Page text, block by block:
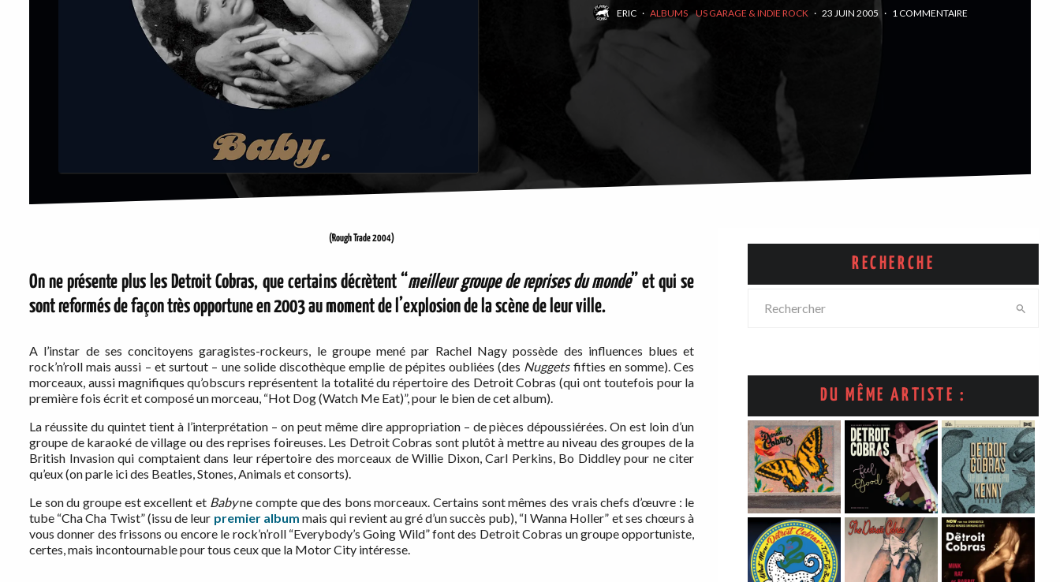
ERIC · ALBUMS US GARAGE & INDIE ROCK · 23 JUIN 2005 · 1 COMMENTAIRE
(Rough Trade 2004)
On ne présente plus les Detroit Cobras, que certains décrètent “meilleur groupe de reprises du monde” et qui se
sont reformés de façon très opportune en 2003 au moment de l’explosion de la scène de leur ville.
A l’instar de ses concitoyens garagistes-rockeurs, le groupe mené par Rachel Nagy possède des influences blues et
rock’n’roll mais aussi – et surtout – une solide discothèque emplie de pépites oubliées (des Nuggetsfifties en somme). Ces
morceaux, aussi magnifiques qu’obscurs représentent la totalité du répertoire des Detroit Cobras (qui ont toutefois pour la
première fois écrit et composé un morceau, “Hot Dog (Watch Me Eat)”, pour le bien de cet album).
La réussite du quintet tient à l’interprétation – on peut même dire appropriation – de pièces dépoussiérées. On est loin d’un
groupe de karaoké de village ou des reprises foireuses. Les Detroit Cobras sont plutôt à mettre au niveau des groupes de la
British Invasion qui comptaient dans leur répertoire des morceaux de Willie Dixon, Carl Perkins, Bo Diddley pour ne citer
qu’eux (on parle ici des Beatles, Stones, Animals et consorts).
Le son du groupe est excellent et Babyne compte que des bons morceaux. Certains sont mêmes des vrais chefs d’œuvre : le
tube “Cha Cha Twist” (issu de leur premier album mais qui revient au gré d’un succès pub), “I Wanna Holler” et ses chœurs à
vous donner des frissons ou encore le rock’n’roll “Everybody’s Going Wild” font des Detroit Cobras un groupe opportuniste,
certes, mais incontournable pour tous ceux que la Motor City intéresse.
RECHERCHE
DU MÊME ARTISTE :